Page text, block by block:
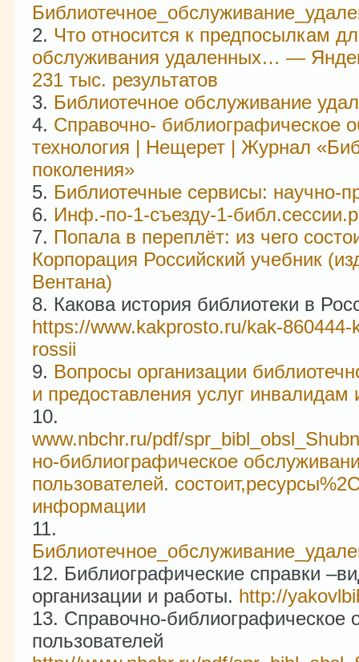
Что относится к предпосылкам
обслуживания удаленных… —
231 тыс. результатов
Библиотечное обслуживание
Справочно- библиографическое
технология | Нещерет | Журнал
поколения»
Библиотечные сервисы: научно-
Инф.-по-1-съезду-1-
Попала в переплёт: из чего
Корпорация Российский учебник
Вентана)
Какова история библиотеки в
https://www.kakprosto.ru/kak-
rossii
Вопросы организации
и предоставления услуг
www.nbchr.ru/pdf/
но-библиографическое
пользователей.
информации
Библиографические справки
организации и работы. http://
Справочно-библиографическое
пользователей